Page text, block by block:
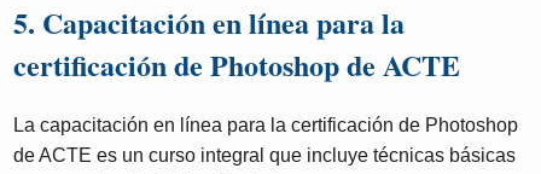
5. Capacitación en línea para la
certificación de Photoshop de ACTE
La capacitación en línea para la certificación de Photoshop
de ACTE es un curso integral que incluye técnicas básicas